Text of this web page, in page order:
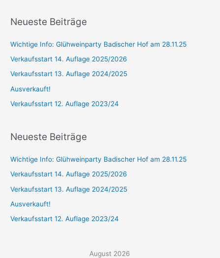
Neueste Beiträge
Wichtige Info: Glühweinparty Badischer Hof am 28.11.25
Verkaufsstart 14. Auflage 2025/2026
Verkaufsstart 13. Auflage 2024/2025
Ausverkauft!
Verkaufsstart 12. Auflage 2023/24
Neueste Beiträge
Wichtige Info: Glühweinparty Badischer Hof am 28.11.25
Verkaufsstart 14. Auflage 2025/2026
Verkaufsstart 13. Auflage 2024/2025
Ausverkauft!
Verkaufsstart 12. Auflage 2023/24
August 2026